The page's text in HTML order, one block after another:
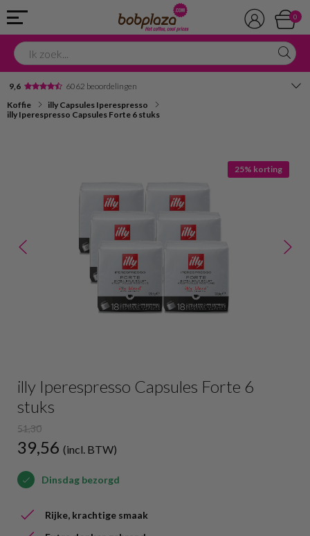
0
9,6 6062 beoordelingen
Avondbezorging
Koffie
illy Capsules Iperespresso
illy Iperespresso Capsules Forte 6 stuks
25% korting
illy Iperespresso Capsules Forte 6
stuks
51,30
39,56 (incl. BTW)
Dinsdag bezorgd
Rijke, krachtige smaak